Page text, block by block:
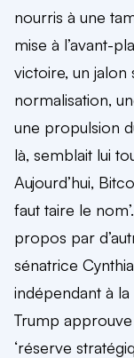
nourris à une
mise à l’avant-
victoire, un jalon
normalisation,
une propulsion
là, semblait lui
Aujourd’hui,
faut taire le
propos par
sénatrice
indépendant à
Trump
‘réserve